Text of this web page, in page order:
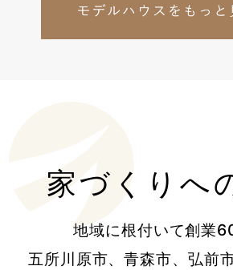
家づくりへ
地域に根付いて創業
五所川原市、青森市、弘前